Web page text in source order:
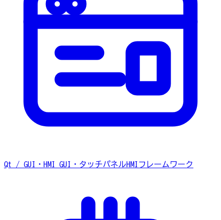
Qt / GUI・HMI GUI・タッチパネルHMIフレームワーク